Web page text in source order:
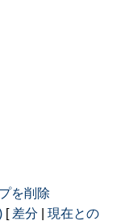
を削除
[ 差分
現在との